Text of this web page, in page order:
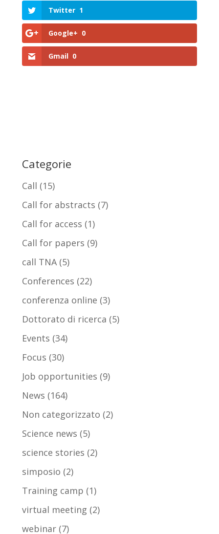
Twitter 1
Google+ 0
Gmail 0
Categorie
Call (15)
Call for abstracts (7)
Call for access (1)
Call for papers (9)
call TNA(5)
Conferences (22)
conferenza online (3)
Dottorato di ricerca (5)
Events (34)
Focus (30)
Job opportunities (9)
News (164)
Non categorizzato (2)
Science news (5)
science stories (2)
simposio (2)
Training camp (1)
virtual meeting (2)
webinar(7)